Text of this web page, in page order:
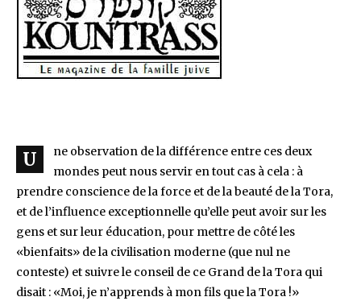
U
ne observation de la différence entre ces deux
mondes peut nous servir en tout cas à cela : à
prendre conscience de la force et de la beauté de la Tora,
et de l’influence exceptionnelle qu’elle peut avoir sur les
gens et sur leur éducation, pour mettre de côté les
«bienfaits» de la civilisation moderne (que nul ne
conteste) et suivre le conseil de ce Grand de la Tora qui
disait : «Moi, je n’apprends à mon fils que la Tora !»